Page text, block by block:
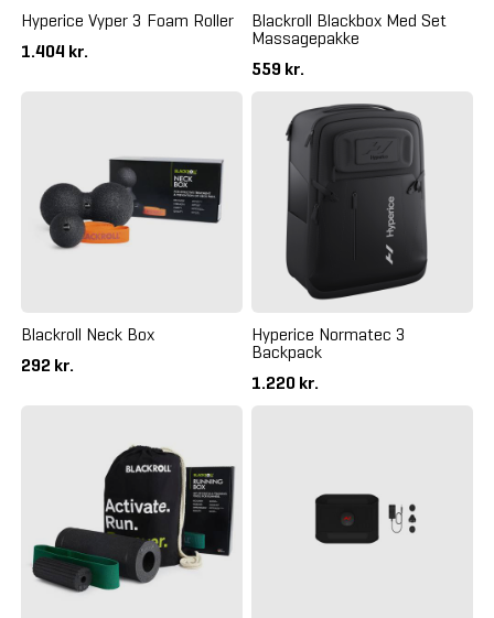
Hyperice Vyper 3 Foam Roller
1.404 kr.
Blackroll Blackbox Med Set
Massagepakke
559 kr.
Blackroll Neck Box
292 kr.
Hyperice Normatec 3
Backpack
1.220 kr.